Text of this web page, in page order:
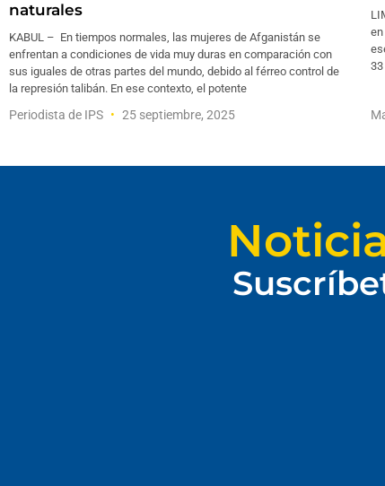
naturales
KABUL – En tiempos normales, las mujeres de Afganistán se
enfrentan a condiciones de vida muy duras en comparación con
sus iguales de otras partes del mundo, debido al férreo control de
la represión talibán. En ese contexto, el potente
Periodista de IPS 25 septiembre, 2025